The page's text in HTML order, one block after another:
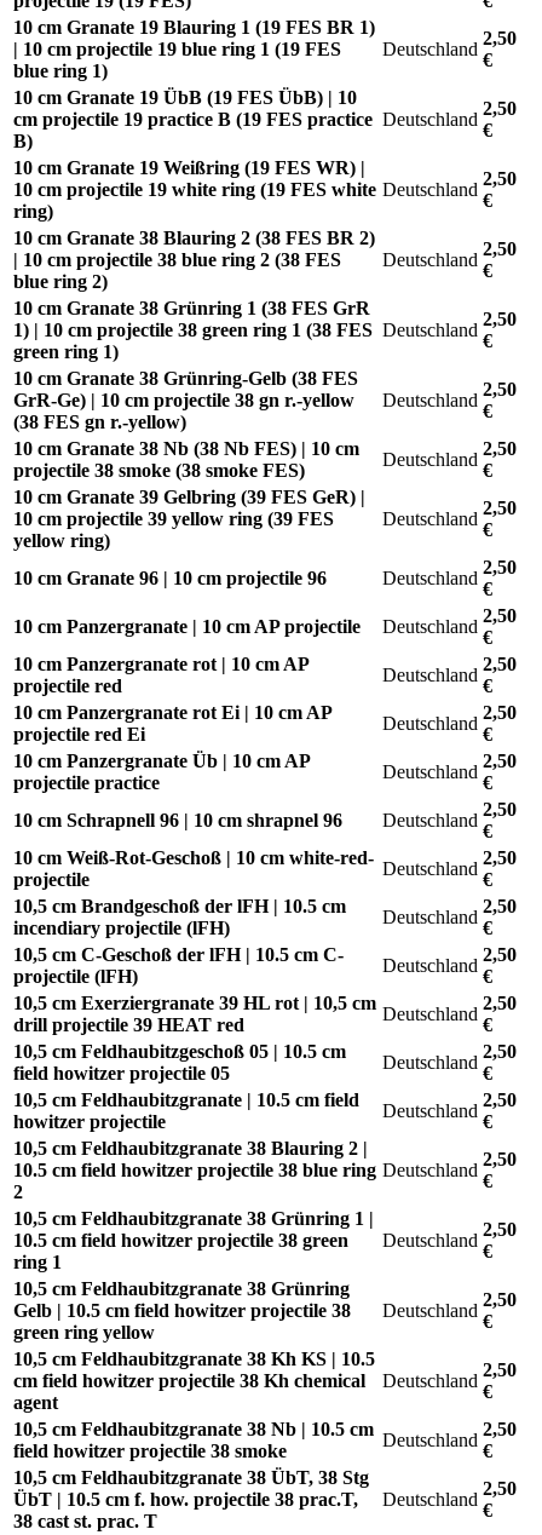
10 cm Granate 19 Blauring 1 (19 FES BR 1)
| 10 cm projectile 19 blue ring 1 (19 FES
blue ring 1)
Deutschland
2,50
€
10 cm Granate 19 ÜbB (19 FES ÜbB) | 10
cm projectile 19 practice B (19 FES practice
B)
Deutschland
2,50
€
10 cm Granate 19 Weißring (19 FES WR) |
10 cm projectile 19 white ring (19 FES white
ring)
Deutschland
2,50
€
10 cm Granate 38 Blauring 2 (38 FES BR 2)
| 10 cm projectile 38 blue ring 2 (38 FES
blue ring 2)
Deutschland
2,50
€
10 cm Granate 38 Grünring 1 (38 FES GrR
1) | 10 cm projectile 38 green ring 1 (38 FES
green ring 1)
Deutschland
2,50
€
10 cm Granate 38 Grünring-Gelb (38 FES
GrR-Ge) | 10 cm projectile 38 gn r.-yellow
(38 FES gn r.-yellow)
Deutschland
2,50
€
10 cm Granate 38 Nb (38 Nb FES) | 10 cm
projectile 38 smoke (38 smoke FES)
Deutschland
2,50
€
10 cm Granate 39 Gelbring (39 FES GeR) |
10 cm projectile 39 yellow ring (39 FES
yellow ring)
Deutschland
2,50
€
10 cm Granate 96 | 10 cm projectile 96 Deutschland
2,50
€
10 cm Panzergranate | 10 cm AP projectile
Deutschland
2,50
€
10 cm Panzergranate rot | 10 cm AP
projectile red
Deutschland
2,50
€
10 cm Panzergranate rot Ei | 10 cm AP
projectile red Ei
Deutschland
2,50
€
10 cm Panzergranate Üb | 10 cm AP
projectile practice
Deutschland
2,50
€
10 cm Schrapnell 96 | 10 cm shrapnel 96
Deutschland
2,50
€
10 cm Weiß-Rot-Geschoß | 10 cm white-red-
projectile
Deutschland
2,50
€
10,5 cm Brandgeschoß der lFH | 10.5 cm
incendiary projectile (lFH)
Deutschland
2,50
€
10,5 cm C-Geschoß der lFH | 10.5 cm C-
projectile (lFH)
Deutschland
2,50
€
10,5 cm Exerziergranate 39 HL rot | 10,5 cm
drill projectile 39 HEAT red
Deutschland
2,50
€
10,5 cm Feldhaubitzgeschoß 05 | 10.5 cm
field howitzer projectile 05
Deutschland
2,50
€
10,5 cm Feldhaubitzgranate | 10.5 cm field
howitzer projectile
Deutschland
2,50
€
10,5 cm Feldhaubitzgranate 38 Blauring 2 |
10.5 cm field howitzer projectile 38 blue ring
2
Deutschland
2,50
€
10,5 cm Feldhaubitzgranate 38 Grünring 1 |
10.5 cm field howitzer projectile 38 green
ring 1
Deutschland
2,50
€
10,5 cm Feldhaubitzgranate 38 Grünring
Gelb | 10.5 cm field howitzer projectile 38
green ring yellow
Deutschland
2,50
€
10,5 cm Feldhaubitzgranate 38 Kh KS | 10.5
cm field howitzer projectile 38 Kh chemical
agent
Deutschland
2,50
€
10,5 cm Feldhaubitzgranate 38 Nb | 10.5 cm
field howitzer projectile 38 smoke
Deutschland
2,50
€
10,5 cm Feldhaubitzgranate 38 ÜbT, 38 Stg
ÜbT | 10.5 cm f. how. projectile 38 prac.T,
38 cast st. prac. T
Deutschland
2,50
€